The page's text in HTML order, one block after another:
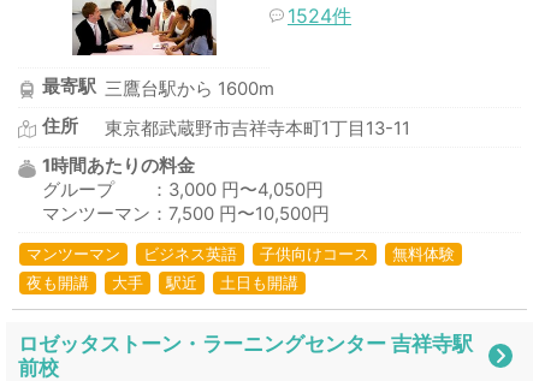
1524件
最寄駅 三鷹台駅から 1600m
住所
東京都武蔵野市吉祥寺本町1丁目13-11
1時間あたりの料金
グループ ：3,000 円〜4,050円
マンツーマン：7,500 円〜10,500円
マンツーマン ビジネス英語 子供向けコース
無料体験
夜も開講
大手 駅近 土日も開講
ロゼッタストーン・ラーニングセンター 吉祥寺駅
前校